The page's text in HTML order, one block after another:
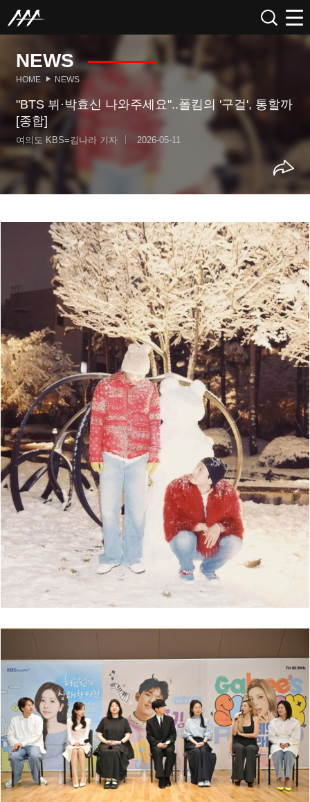
NEWS
HOME NEWS
"BTS 뷔·박효신 나와주세요"..폴킴의 '구걸', 통할까
[종합]
여의도 KBS=김나라 기자 2026-05-11